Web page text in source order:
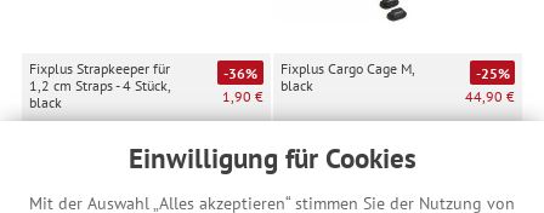
Einwilligung für Cookies
Mit der Auswahl „Alles akzeptieren“ stimmen Sie der Nutzung von
Fixplus Strapkeeper für
1,2 cm Straps - 4 Stück,
black
-36%
1,90 €
Fixplus Cargo Cage M,
black
-25%
44,90 €